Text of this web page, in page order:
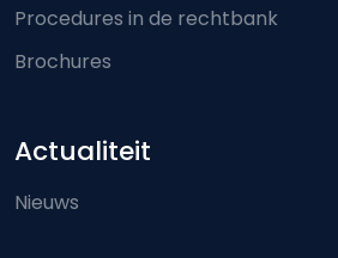
Procedures in de rechtbank
Brochures
Actualiteit
Nieuws